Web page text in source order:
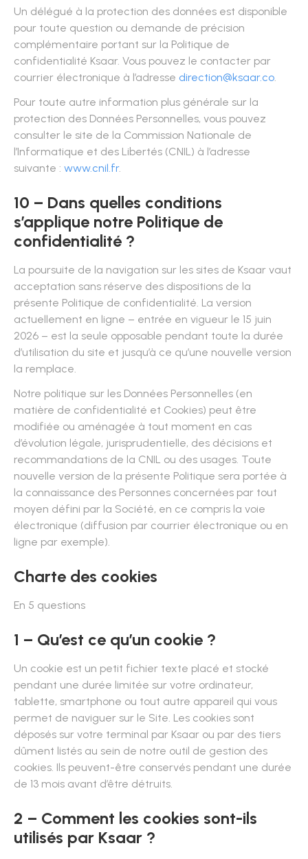
Un délégué à la protection des données est disponible
pour toute question ou demande de précision
complémentaire portant sur la Politique de
confidentialité Ksaar. Vous pouvez le contacter par
courrier électronique à l’adresse direction@ksaar.co.
Pour toute autre information plus générale sur la
protection des Données Personnelles, vous pouvez
consulter le site de la Commission Nationale de
l’Informatique et des Libertés (CNIL) à l’adresse
suivante : www.cnil.fr.
10 – Dans quelles conditions
s’applique notre Politique de
confidentialité ?
La poursuite de la navigation sur les sites de Ksaar vaut
acceptation sans réserve des dispositions de la
présente Politique de confidentialité. La version
actuellement en ligne – entrée en vigueur le 15 juin
2026 – est la seule opposable pendant toute la durée
d’utilisation du site et jusqu’à ce qu’une nouvelle version
la remplace.
Notre politique sur les Données Personnelles (en
matière de confidentialité et Cookies) peut être
modifiée ou aménagée à tout moment en cas
d’évolution légale, jurisprudentielle, des décisions et
recommandations de la CNIL ou des usages. Toute
nouvelle version de la présente Politique sera portée à
la connaissance des Personnes concernées par tout
moyen défini par la Société, en ce compris la voie
électronique (diffusion par courrier électronique ou en
ligne par exemple).
Charte des cookies
En 5 questions
1 – Qu’est ce qu’un cookie ?
Un cookie est un petit fichier texte placé et stocké
pendant une durée limitée sur votre ordinateur,
tablette, smartphone ou tout autre appareil qui vous
permet de naviguer sur le Site. Les cookies sont
déposés sur votre terminal par Ksaar ou par des tiers
dûment listés au sein de notre outil de gestion des
cookies. Ils peuvent-être conservés pendant une durée
de 13 mois avant d’être détruits.
2 – Comment les cookies sont-ils
utilisés par Ksaar ?